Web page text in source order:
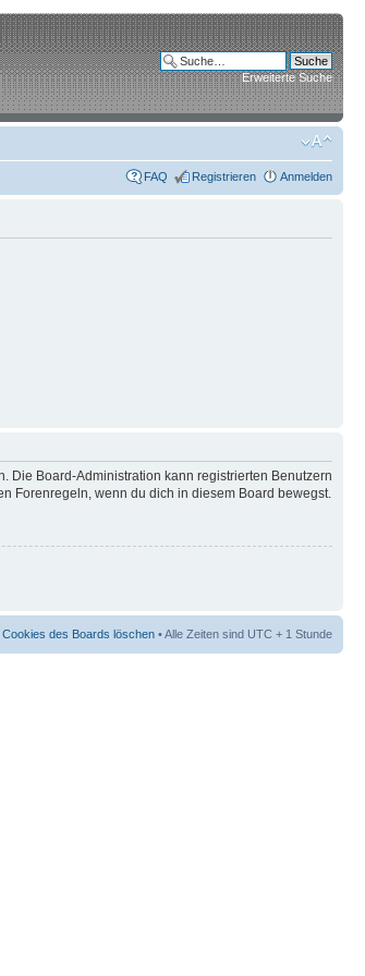
Erweiterte Suche
FAQ Registrieren Anmelden
Die Board-Administration kann registrierten Benutzern
Forenregeln, wenn du dich in diesem Board bewegst.
Cookies des Boards löschen • Alle Zeiten sind UTC + 1 Stunde